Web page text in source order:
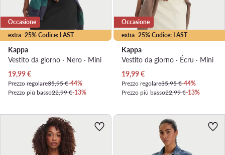
extra -25% Codice: LAST
Occasione
Kappa
Vestito da giorno · Nero · Mini
Prezzo attuale
19,99€
Prezzo regolare35,95 €-44%
Prezzo più basso22,99 €-13%
extra -25% Codice: LAST
Occasione
Kappa
Vestito da giorno · Écru · Mini
Prezzo attuale
19,99€
Prezzo regolare35,95 €-44%
Prezzo più basso22,99 €-13%